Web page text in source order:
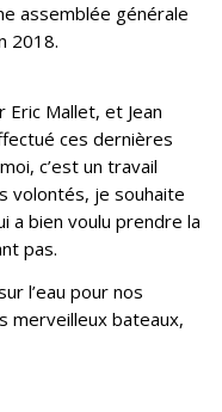
assemblée générale
2018.
Mallet, et Jean
ces dernières
c’est un travail
volontés, je souhaite
a bien voulu prendre la
pas.
l’eau pour nos
merveilleux bateaux,